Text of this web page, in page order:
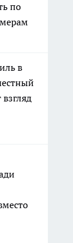
по
в